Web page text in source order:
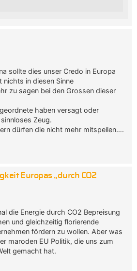
sollte dies unser Credo in Europa
nichts in diesen Sinne
zu sagen bei den Grossen dieser
haben versagt oder
Zeug.
dürfen die nicht mehr mitspeilen….
Europas „durch CO2
die Energie durch CO2 Bepreisung
und gleichzeitig florierende
fördern zu wollen. Aber was
maroden EU Politik, die uns zum
gemacht hat.